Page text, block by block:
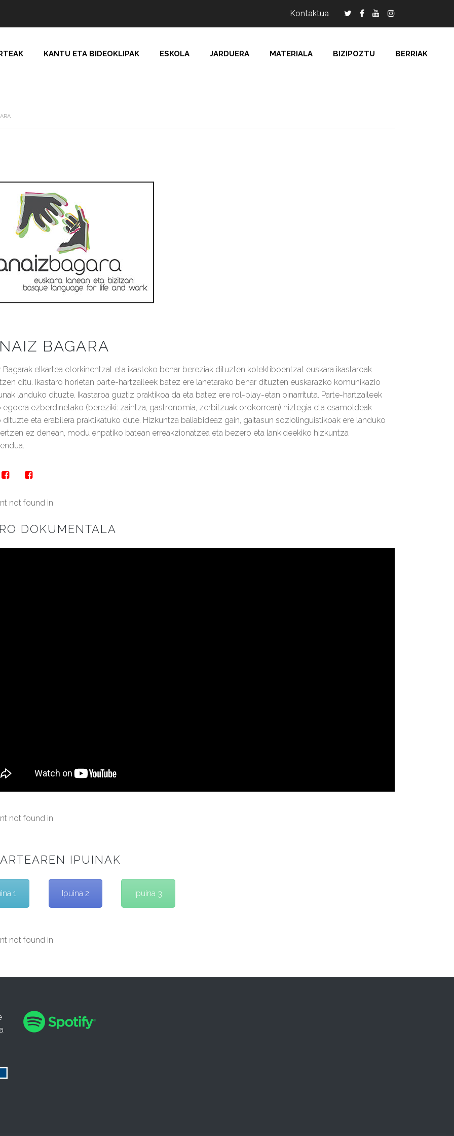
Kontaktua
KANTU ETA BIDEOKLIPAK ESKOLA JARDUERA MATERIALA BIZIPOZTU BERRIAK
BAGARA
Bagarak elkartea etorkinentzat eta ikasteko behar bereziak dituzten kolektiboentzat euskara ikastaroak
ditu. Ikastaro horietan parte-hartzaileek batez ere lanetarako behar dituzten euskarazko komunikazio
landuko dituzte. Ikastaroa guztiz praktikoa da eta batez ere rol-play-etan oinarrituta. Parte-hartzaileek
egoera ezberdinetako (bereziki: zaintza, gastronomia, zerbitzuak orokorrean) hiztegia eta esamoldeak
dituzte eta erabilera praktikatuko dute. Hizkuntza baliabideaz gain, gaitasun soziolinguistikoak ere landuko
ez denean, modu enpatiko batean erreakzionatzea eta bezero eta lankideekiko hizkuntza
not found in
DOKUMENTALA
not found in
IPUINAK
1 Ipuina 2 Ipuina 3
not found in